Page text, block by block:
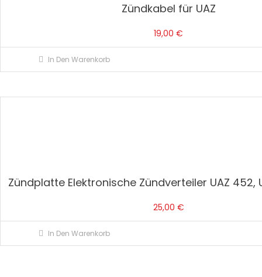
Zündkabel für UAZ
19,00 €
In Den Warenkorb
Zündplatte Elektronische Zündverteiler UAZ 452,
25,00 €
In Den Warenkorb